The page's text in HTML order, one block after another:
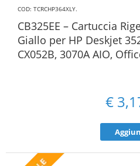
COD: TCRCHP364XLY.
CB325EE – Cartuccia
Giallo per HP Deskjet
CX052B, 3070A AIO,
€